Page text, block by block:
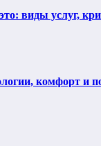
виды услуг,
комфорт и